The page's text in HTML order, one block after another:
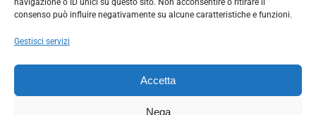
navigazione o ID unici su questo sito. Non acconsentire o ritirare il
consenso può influire negativamente su alcune caratteristiche e funzioni.
Gestisci servizi
Accetta
Nega
Per contattare il DPO può scrivere a
La Società ha inoltre adottato un proprio Codice Etico, consultabile al seguente link: